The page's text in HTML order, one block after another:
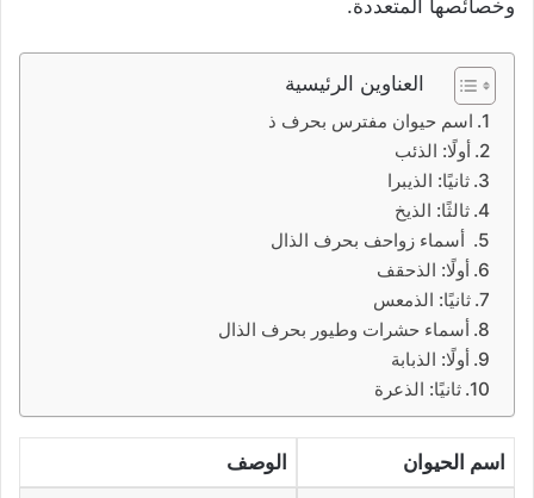
وخصائصها المتعددة.
العناوين الرئيسية
اسم حيوان مفترس بحرف ذ
أولًا: الذئب
ثانيًا: الذيبرا
ثالثًا: الذيخ
أسماء زواحف بحرف الذال
أولًا: الذحقف
ثانيًا: الذمعس
أسماء حشرات وطيور بحرف الذال
أولًا: الذبابة
ثانيًا: الذعرة
اسم الحيوان الوصف